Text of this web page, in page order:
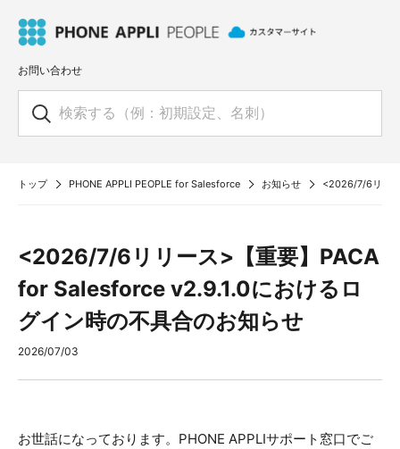
お問い合わせ
トップ PHONE APPLI PEOPLE for Salesforce お知らせ <2026/7/6リリ
<2026/7/6リリース>【重要】PACA
for Salesforce v2.9.1.0におけるロ
グイン時の不具合のお知らせ
2026/07/03
お世話になっております。PHONE APPLIサポート窓口でご